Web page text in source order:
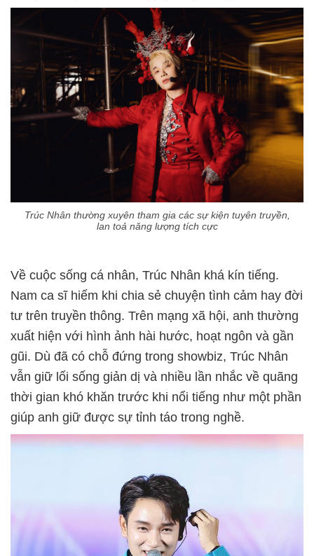
Trúc Nhân thường xuyên tham gia các sự kiện tuyên truyền,
lan toả năng lượng tích cực
Về cuộc sống cá nhân, Trúc Nhân khá kín tiếng.
Nam ca sĩ hiếm khi chia sẻ chuyện tình cảm hay đời
tư trên truyền thông. Trên mạng xã hội, anh thường
xuất hiện với hình ảnh hài hước, hoạt ngôn và gần
gũi. Dù đã có chỗ đứng trong showbiz, Trúc Nhân
vẫn giữ lối sống giản dị và nhiều lần nhắc về quãng
thời gian khó khăn trước khi nổi tiếng như một phần
giúp anh giữ được sự tỉnh táo trong nghề.